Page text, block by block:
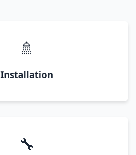
🚿
Installation
🔧